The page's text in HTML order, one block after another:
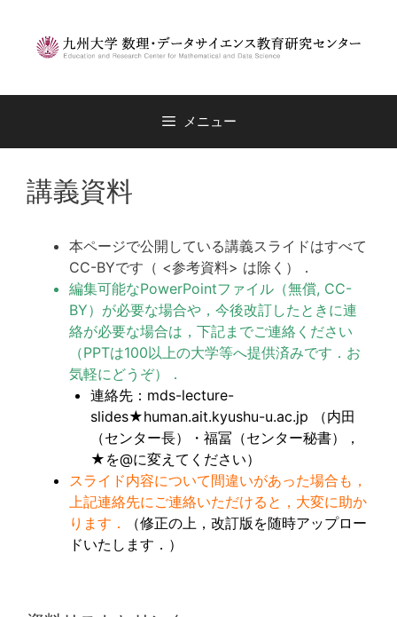
ツ
メニュー
講義資料
本ページで公開している講義スライドはすべて
CC-BYです（ <参考資料> は除く）．
編集可能なPowerPointファイル（無償, CC-
BY）が必要な場合や，今後改訂したときに連
絡が必要な場合は，下記までご連絡ください
（PPTは100以上の大学等へ提供済みです．お
気軽にどうぞ）．
連絡先：mds-lecture-
slides★human.ait.kyushu-u.ac.jp （内田
（センター長）・福冨（センター秘書），
★を@に変えてください）
スライド内容について間違いがあった場合も，
上記連絡先にご連絡いただけると，大変に助か
ります．
（修正の上，改訂版を随時アップロー
ドいたします．）